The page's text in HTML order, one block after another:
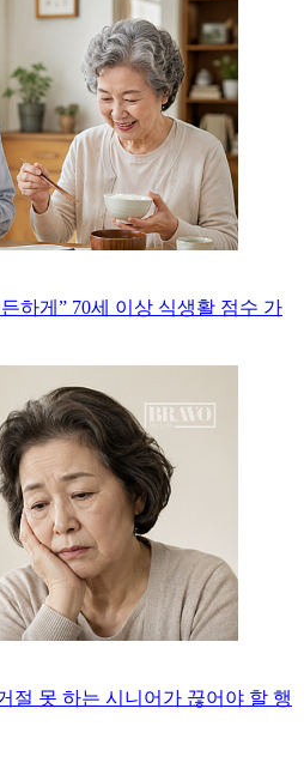
하게” 70세 이상 식생활 점수 가
절 못 하는 시니어가 끊어야 할 행